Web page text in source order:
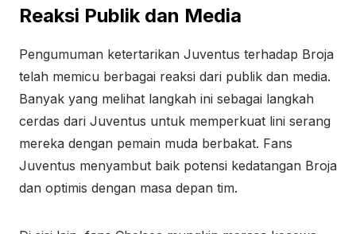
Reaksi Publik dan Media
Pengumuman ketertarikan Juventus terhadap Broja
telah memicu berbagai reaksi dari publik dan media.
Banyak yang melihat langkah ini sebagai langkah
cerdas dari Juventus untuk memperkuat lini serang
mereka dengan pemain muda berbakat. Fans
Juventus menyambut baik potensi kedatangan Broja
dan optimis dengan masa depan tim.